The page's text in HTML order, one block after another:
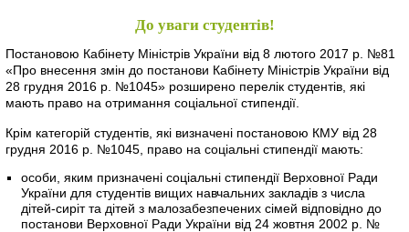
До уваги студентів!
Постановою Кабінету Міністрів України від 8 лютого 2017 р. №81
«Про внесення змін до постанови Кабінету Міністрів України від
28 грудня 2016 р. №1045» розширено перелік студентів, які
мають право на отримання соціальної стипендії.
Крім категорій студентів, які визначені постановою КМУ від 28
грудня 2016 р. №1045, право на соціальні стипендії мають:
особи, яким призначені соціальні стипендії Верховної Ради
України для студентів вищих навчальних закладів з числа
дітей-сиріт та дітей з малозабезпечених сімей відповідно до
постанови Верховної Ради України від 24 жовтня 2002 р. №